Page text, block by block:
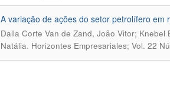
A variação de ações do setor petrolífero em
Dalla Corte Van de Zand, João Vitor;
Natália. Horizontes Empresariales; Vol. 22